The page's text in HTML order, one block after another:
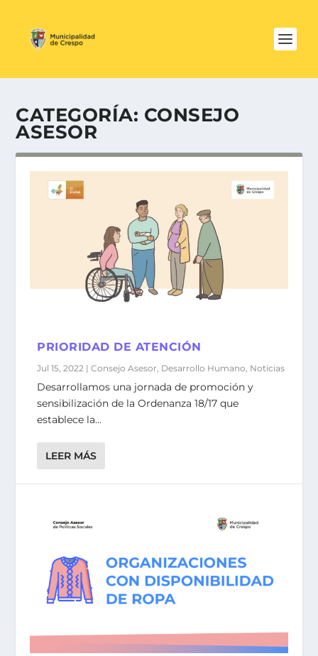
CATEGORÍA: CONSEJO
ASESOR
PRIORIDAD DE ATENCIÓN
Jul 15, 2022 |Consejo Asesor Desarrollo Humano Noticias
Desarrollamos una jornada de promoción y
sensibilización de la Ordenanza 18/17 que
establece la...
LEER MÁS